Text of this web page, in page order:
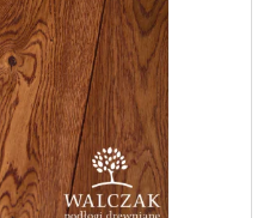
z białymi meblami.
delikatnie w soczystą
wielowymiarowością
swoim ciepłem. To
dla osób, które chcą
odrobinę egzotyki